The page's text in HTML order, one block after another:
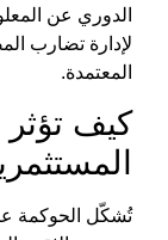
الدوري عن
لإدارة تضارب
المعتمدة.
كيف
تُشكّل الحوكمة